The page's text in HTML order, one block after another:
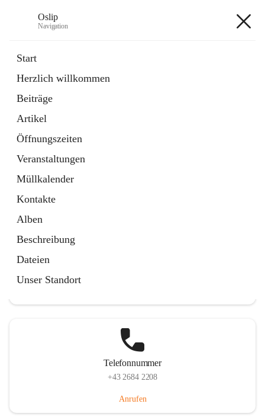
Oslip
Navigation
Start
Herzlich willkommen
Beiträge
Artikel
Öffnungszeiten
Veranstaltungen
Müllkalender
Kontakte
Alben
Beschreibung
Dateien
Unser Standort
Externe Webseite
in
Tab
Bundeskanzleramt Österreich
Externe Webseite
öffnet
in
neuem
Tab
Telefonnummer
+43 2684 2208
Anrufen